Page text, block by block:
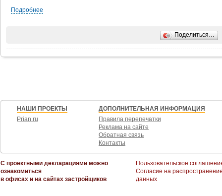
Подробнее
Поделиться…
НАШИ ПРОЕКТЫ
Prian.ru
ДОПОЛНИТЕЛЬНАЯ ИНФОРМАЦИЯ
Правила перепечатки
Реклама на сайте
Обратная связь
Контакты
С проектными декларациями можно
ознакомиться
в офисах и на сайтах застройщиков
Пользовательское
Согласие на
данных